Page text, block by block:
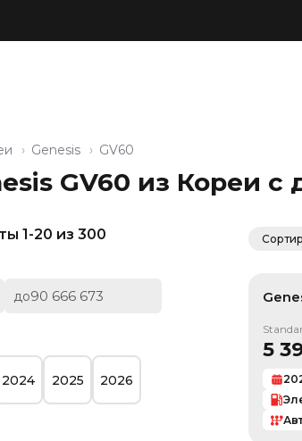
1-20 из 300
до
2024 2025 2026
Genesis GV60
GV60 из Кореи с
5